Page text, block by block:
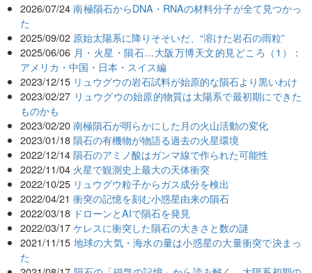
2026/07/24 南極隕石からDNA・RNAの材料分子が全て見つかっ
た
2025/09/02 原始太陽系に降りそそいだ、“溶けた岩石の雨粒”
2025/06/06 月・火星・隕石…大阪万博天文的見どころ（1）：
アメリカ・中国・日本・スイス編
2023/12/15 リュウグウの岩石試料が始原的な隕石より黒いわけ
2023/02/27 リュウグウの始原的物質は太陽系で最初期にできた
ものかも
2023/02/20 南極隕石が明らかにした月の火山活動の変化
2023/01/18 隕石の有機物が物語る過去の火星環境
2022/12/14 隕石のアミノ酸はガンマ線で作られた可能性
2022/11/04 火星で観測史上最大の天体衝突
2022/10/25 リュウグウ粒子からガス成分を検出
2022/04/21 衝突の記憶を刻む小惑星由来の隕石
2022/03/18 ドローンとAIで隕石を発見
2022/03/17 ケレスに衝突した隕石の大きさと数の謎
2021/11/15 地球の大気・海水の量は小惑星の大量衝突で決まっ
た